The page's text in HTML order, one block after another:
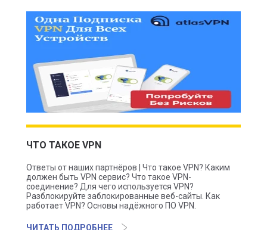
ЧТО ТАКОЕ VPN
Ответы от наших партнёров | Что такое VPN? Каким
должен быть VPN сервис? Что такое VPN-
соединение? Для чего используется VPN?
Разблокируйте заблокированные веб-сайты. Как
работает VPN? Основы надёжного ПО VPN.
ЧИТАТЬ ПОДРОБНЕЕ